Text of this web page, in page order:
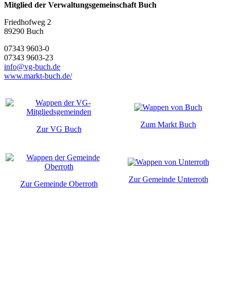
Mitglied der Verwaltungsgemeinschaft Buch
Friedhofweg 2
89290 Buch
07343 9603-0
07343 9603-23
info@vg-buch.de
www.markt-buch.de/
Zur VG Buch
Zum Markt Buch
Zur Gemeinde Oberroth
Zur Gemeinde Unterroth